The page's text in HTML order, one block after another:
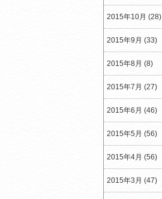
2015年10月 (28)
2015年9月 (33)
2015年8月 (8)
2015年7月 (27)
2015年6月 (46)
2015年5月 (56)
2015年4月 (56)
2015年3月 (47)